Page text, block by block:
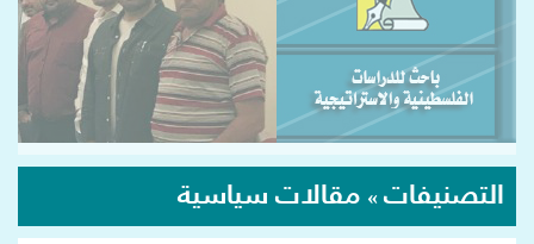
التصنيفات » مقالات سياسية